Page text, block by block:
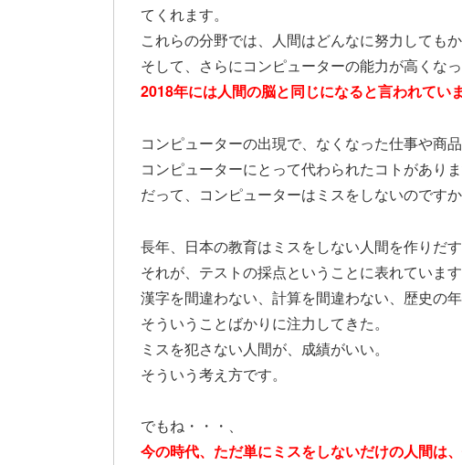
てくれます。
これらの分野では、人間はどんなに努力してもか
そして、さらにコンピューターの能力が高くなっ
2018年には人間の脳と同じになると言われていま
コンピューターの出現で、なくなった仕事や商
コンピューターにとって代わられたコトがありま
だって、コンピューターはミスをしないのですか
長年、日本の教育はミスをしない人間を作りだ
それが、テストの採点ということに表れています
漢字を間違わない、計算を間違わない、歴史の年
そういうことばかりに注力してきた。
ミスを犯さない人間が、成績がいい。
そういう考え方です。
でもね・・・、
今の時代、ただ単にミスをしないだけの人間は